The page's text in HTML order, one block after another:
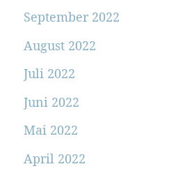
September 2022
August 2022
Juli 2022
Juni 2022
Mai 2022
April 2022